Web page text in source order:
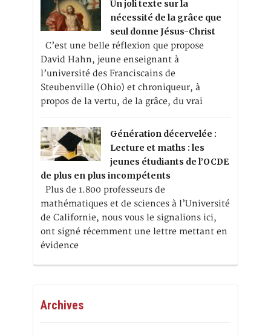
Un joli texte sur la
nécessité de la grâce que
seul donne Jésus-Christ
C’est une belle réflexion que propose
David Hahn, jeune enseignant à
l’université des Franciscains de
Steubenville (Ohio) et chroniqueur, à
propos de la vertu, de la grâce, du vrai
Génération décervelée :
Lecture et maths : les
jeunes étudiants de l’OCDE
de plus en plus incompétents
Plus de 1.800 professeurs de
mathématiques et de sciences à l’Université
de Californie, nous vous le signalions ici,
ont signé récemment une lettre mettant en
évidence
Archives